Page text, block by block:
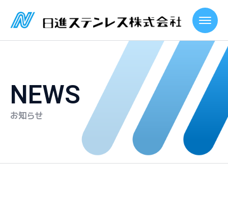
NEWS
お知らせ